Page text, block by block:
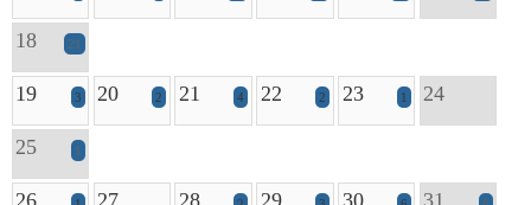
18 21
19 3 20 2 21 4 22 2 23 1 24
25 1